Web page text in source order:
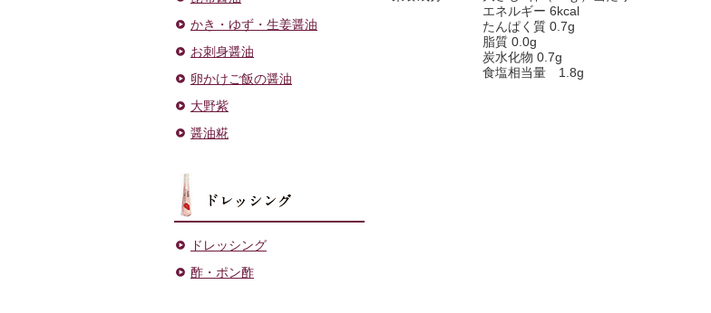
エネルギー 6kcal
たんぱく質 0.7g
脂質 0.0g
炭水化物 0.7g
食塩相当量 1.8g
かき・ゆず・生姜醤油
お刺身醤油
卵かけご飯の醤油
大野紫
醤油糀
ドレッシング
酢・ポン酢